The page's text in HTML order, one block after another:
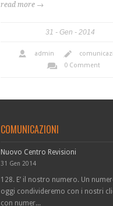
read more →
31 Gen 2014
admin
0 Comment
COMUNICAZIONI
Nuovo Centro Revisioni
31 Gen 2014
128. E’ il nostro numero. Un
oggi condivideremo con i nostri
con numer...